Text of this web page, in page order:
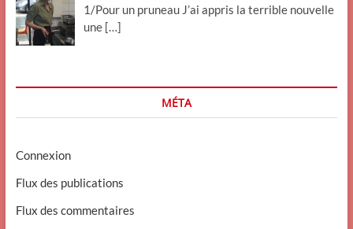
1/Pour un pruneau J’ai appris la terrible nouvelle
une […]
MÉTA
Connexion
Flux des publications
Flux des commentaires